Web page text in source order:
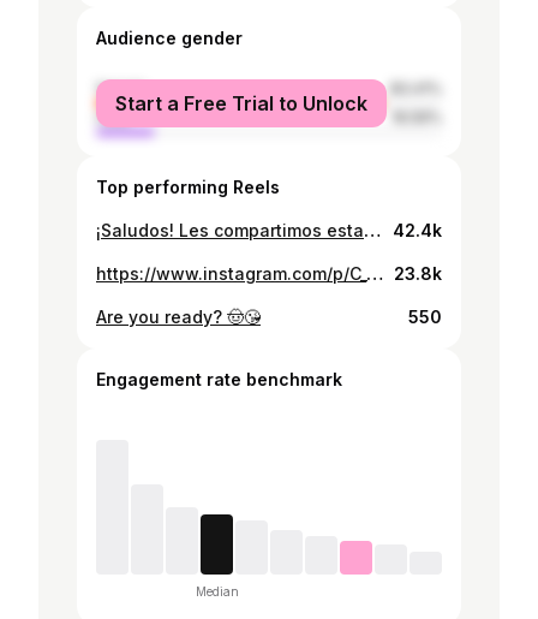
Audience gender
female
male
Start a Free Trial to Unlock
Top performing Reels
¡Saludos! Les compartimos esta hermosa producción con mucho esfuerzo y dedicación 🔥 “Trend Nicaragua” 🔥 Tuve la oportunidad de trabajar esta hermosa producción Audiovisual con este gran equipo. Con mucho amor para ustedes. Modelo y voz intérprete del poema: @valery.floreoro Maquillaje: @glam.vflores Peinados: @josaryfloo Asistencia: @arauz.obed Música, Video y Edición: @jt_fxlms / @juant.music Ubicación de Estudio: @mannyspictures_ #sheynnispalacios @sheynnispalacios_of #fotografia #video #trendnicaragua #asoka #makeupartist #makeupnicaragua #esteli #ciudaddario #nicaragua #challenge #reels 42.4k
https://www.instagram.com/p/C_TavYkxvYD/ 23.8k
Are you ready? 🤠😘 550
Engagement rate benchmark
Median